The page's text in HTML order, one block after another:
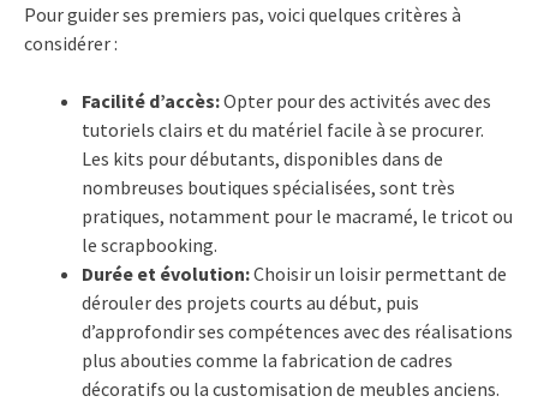
Pour guider ses premiers pas, voici quelques critères à
considérer :
Facilité d’accès:Opter pour des activités avec des
tutoriels clairs et du matériel facile à se procurer.
Les kits pour débutants, disponibles dans de
nombreuses boutiques spécialisées, sont très
pratiques, notamment pour le macramé, le tricot ou
le scrapbooking.
Durée et évolution:Choisir un loisir permettant de
dérouler des projets courts au début, puis
d’approfondir ses compétences avec des réalisations
plus abouties comme la fabrication de cadres
décoratifs ou la customisation de meubles anciens.